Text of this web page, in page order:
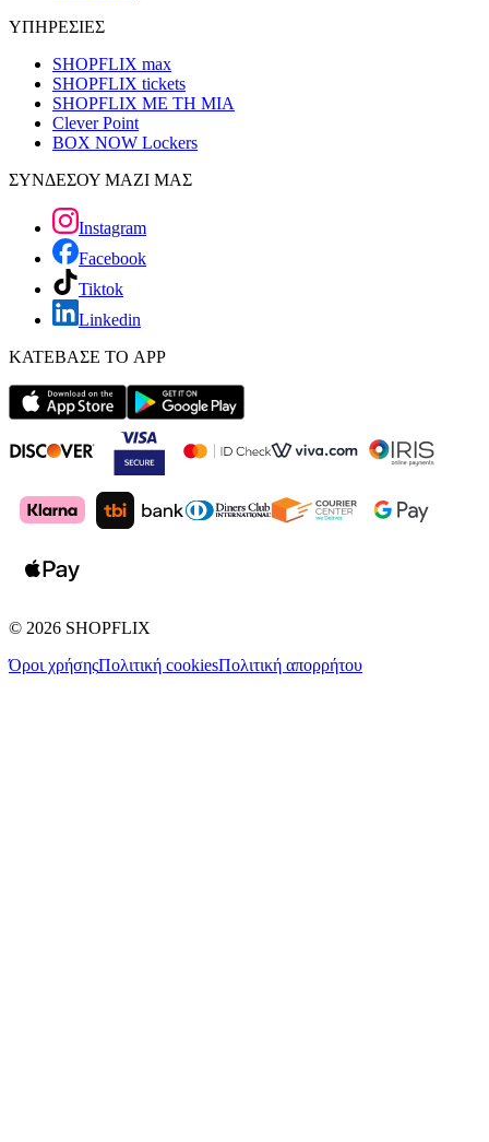
ΥΠΗΡΕΣΙΕΣ
SHOPFLIX max
SHOPFLIX tickets
SHOPFLIX ΜΕ ΤΗ ΜΙΑ
Clever Point
BOX NOW Lockers
ΣΥΝΔΕΣΟΥ ΜΑΖΙ ΜΑΣ
Instagram
Facebook
Tiktok
Linkedin
ΚΑΤΕΒΑΣΕ ΤΟ APP
© 2026 SHOPFLIX
Όροι χρήσηςΠολιτική cookiesΠολιτική απορρήτου